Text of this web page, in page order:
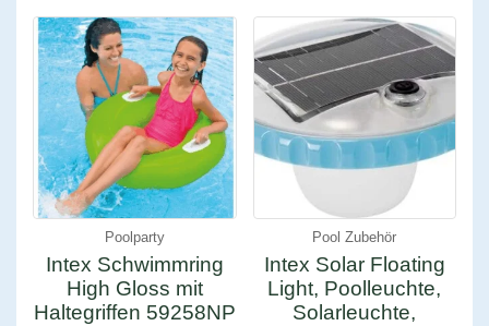
Poolparty
Intex Schwimmring
High Gloss mit
Haltegriffen 59258NP
Pool Zubehör
Intex Solar Floating
Light, Poolleuchte,
Solarleuchte,